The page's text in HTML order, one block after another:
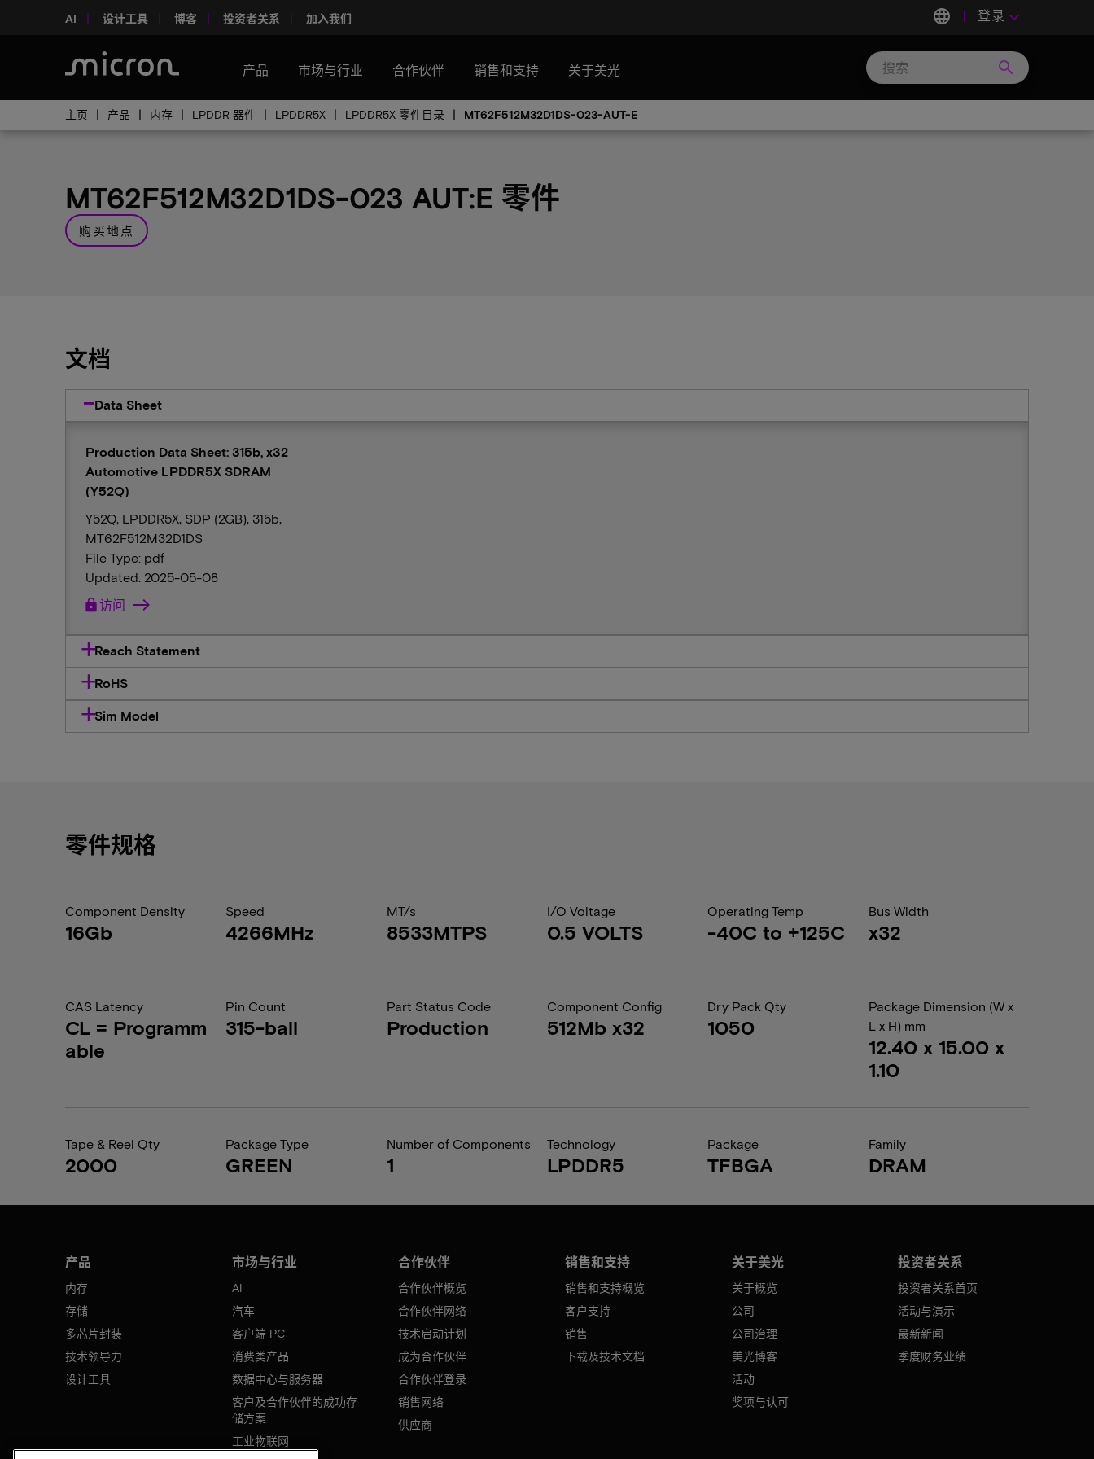
AI 设计工具 博客 投资者关系 加入我们 language 登录 keyboard_arrow_down
产品 市场与行业 合作伙伴 销售和支持 关于美光 search
主页 产品 内存 LPDDR 器件 LPDDR5X LPDDR5X 零件目录 MT62F512M32D1DS-023-AUT-E
MT62F512M32D1DS-023 AUT:E 零件
购买地点
文档
Data Sheet
Production Data Sheet: 315b, x32
Automotive LPDDR5X SDRAM
(Y52Q)
Y52Q, LPDDR5X, SDP (2GB), 315b,
MT62F512M32D1DS
File Type: pdf
Updated: 2025-05-08
lock访问
Reach Statement
RoHS
Sim Model
零件规格
Component Density
16Gb
Speed
4266MHz
MT/s
8533MTPS
I/O Voltage
0.5 VOLTS
Operating Temp
-40C to +125C
Bus Width
x32
CAS Latency
CL = Programm
able
Pin Count
315-ball
Part Status Code
Production
Component Config
512Mb x32
Dry Pack Qty
1050
Package Dimension (W x
L x H) mm
12.40 x 15.00 x
1.10
Tape & Reel Qty
2000
Package Type
GREEN
Number of Components
1
Technology
LPDDR5
Package
TFBGA
Family
DRAM
产品
内存
存储
多芯片封装
技术领导力
设计工具
市场与行业
AI
汽车
客户端 PC
消费类产品
数据中心与服务器
客户及合作伙伴的成功存
储方案
工业物联网
合作伙伴
合作伙伴概览
合作伙伴网络
技术启动计划
成为合作伙伴
合作伙伴登录
销售网络
供应商
销售和支持
销售和支持概览
客户支持
销售
下载及技术文档
关于美光
关于概览
公司
公司治理
美光博客
活动
奖项与认可
投资者关系
投资者关系首页
活动与演示
最新新闻
季度财务业绩